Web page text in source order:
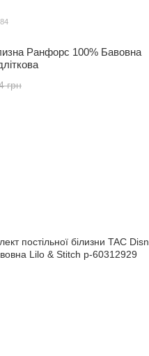
Ранфорс 100% Бавовна
грн